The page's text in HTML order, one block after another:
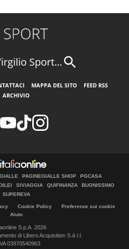
Sport...
MAPPA DEL SITO
FEED RSS
ARCHIVIO
PAGINEGIALLE SHOP
PGCASA
SIVIAGGIA QUIFINANZA
BUONISSIMO
SUPEREVA
Cookie Policy
Preferenze sui cookie
Aiuto
S.p.A. 2026
di Libero Acquisition S.á r.l.
03970540963